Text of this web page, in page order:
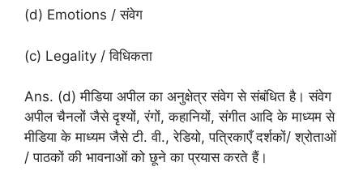
(d) Emotions / संवेग
(c) Legality / विधिकता
Ans. (d) मीडिया अपील का अनुक्षेत्र संवेग से संबंधित है। संवेग
अपील चैनलों जैसे दृश्यों, रंगों, कहानियों, संगीत आदि के माध्यम से
मीडिया के माध्यम जैसे टी. वी., रेडियो, पत्रिकाएँ दर्शकों/ श्रोताओं
/ पाठकों की भावनाओं को छूने का प्रयास करते हैं।